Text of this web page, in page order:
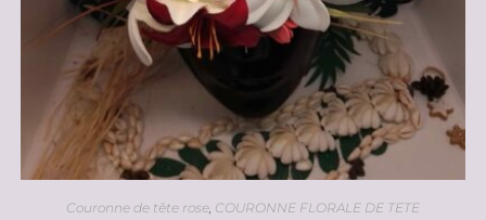
Couronne de tête rose, COURONNE FLORALE DE TETE